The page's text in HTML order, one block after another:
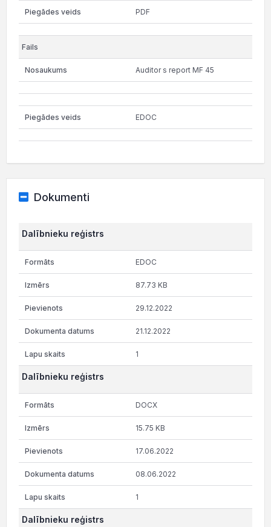
PDF
Auditor s report MF 45
EDOC
Dokumenti
Dalībnieku reģistrs
EDOC
87.73 KB
29.12.2022
21.12.2022
1
Dalībnieku reģistrs
DOCX
15.75 KB
17.06.2022
08.06.2022
1
Dalībnieku reģistrs